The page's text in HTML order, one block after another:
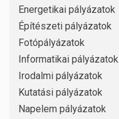
Energetikai pályázatok
Építészeti pályázatok
Fotópályázatok
Informatikai pályázatok
Irodalmi pályázatok
Kutatási pályázatok
Napelem pályázatok